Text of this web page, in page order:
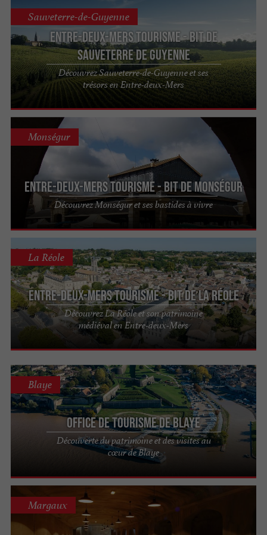
Entre-deux-Mers Tourisme - BIT de
Sauveterre de Guyenne
Découvrez Sauveterre-de-Guyenne et ses
trésors en Entre-deux-Mers
Sauveterre-de-Guyenne
Entre-deux-Mers Tourisme - BIT de Monségur
Découvrez Monségur et ses bastides à vivre
Monségur
Entre-deux-Mers Tourisme - BIT de La Réole
Découvrez La Réole et son patrimoine
médiéval en Entre-deux-Mers
La Réole
Office de tourisme de Blaye
Découverte du patrimoine et des visites au
cœur de Blaye
Blaye
Margaux